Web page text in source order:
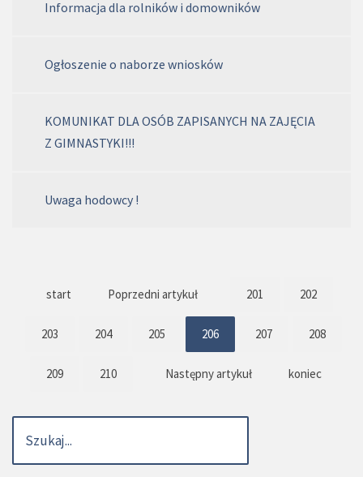
Informacja dla rolników i domowników
Ogłoszenie o naborze wniosków
KOMUNIKAT DLA OSÓB ZAPISANYCH NA ZAJĘCIA
Z GIMNASTYKI!!!
Uwaga hodowcy !
start Poprzedni artykuł 201 202
203 204 205 206 207 208
209 210 Następny artykuł koniec